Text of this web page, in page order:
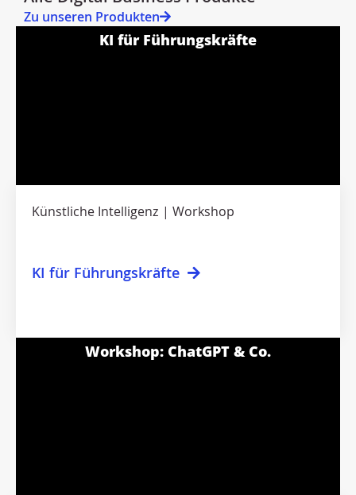
Zu unseren Produkten
KI für Führungskräfte
Künstliche Intelligenz Workshop
KI für Führungskräfte
Workshop: ChatGPT & Co.